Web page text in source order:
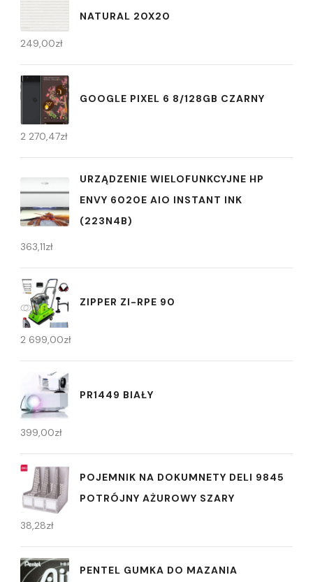
NATURAL 20X20
249,00zł
GOOGLE PIXEL 6 8/128GB CZARNY
2 270,47zł
URZĄDZENIE WIELOFUNKCYJNE HP
ENVY 6020E AIO INSTANT INK
(223N4B)
363,11zł
ZIPPER ZI-RPE 90
2 699,00zł
PR1449 BIAŁY
399,00zł
POJEMNIK NA DOKUMNETY DELI 9845
POTRÓJNY AŻUROWY SZARY
38,28zł
PENTEL GUMKA DO MAZANIA